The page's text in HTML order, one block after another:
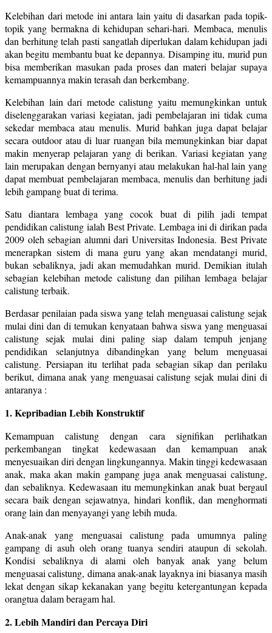
Kelebihan dari metode ini antara lain yaitu di dasarkan pada topik-
topik yang bermakna di kehidupan sehari-hari. Membaca, menulis
dan berhitung telah pasti sangatlah diperlukan dalam kehidupan jadi
akan begitu membantu buat ke depannya. Disamping itu, murid pun
bisa memberikan masukan pada proses dan materi belajar supaya
kemampuannya makin terasah dan berkembang.
Kelebihan lain dari metode calistung yaitu memungkinkan untuk
diselenggarakan variasi kegiatan, jadi pembelajaran ini tidak cuma
sekedar membaca atau menulis. Murid bahkan juga dapat belajar
secara outdoor atau di luar ruangan bila memungkinkan biar dapat
makin menyerap pelajaran yang di berikan. Variasi kegiatan yang
lain merupakan dengan bernyanyi atau melakukan hal-hal lain yang
dapat membuat pembelajaran membaca, menulis dan berhitung jadi
lebih gampang buat di terima.
Satu diantara lembaga yang cocok buat di pilih jadi tempat
pendidikan calistung ialah Best Private. Lembaga ini di dirikan pada
2009 oleh sebagian alumni dari Universitas Indonesia. Best Private
menerapkan sistem di mana guru yang akan mendatangi murid,
bukan sebaliknya, jadi akan memudahkan murid. Demikian itulah
sebagian kelebihan metode calistung dan pilihan lembaga belajar
calistung terbaik.
Berdasar penilaian pada siswa yang telah menguasai calistung sejak
mulai dini dan di temukan kenyataan bahwa siswa yang menguasai
calistung sejak mulai dini paling siap dalam tempuh jenjang
pendidikan selanjutnya dibandingkan yang belum menguasai
calistung. Persiapan itu terlihat pada sebagian sikap dan perilaku
berikut, dimana anak yang menguasai calistung sejak mulai dini di
antaranya :
1. Kepribadian Lebih Konstruktif
Kemampuan calistung dengan cara signifikan perlihatkan
perkembangan tingkat kedewasaan dan kemampuan anak
menyesuaikan diri dengan lingkungannya. Makin tinggi kedewasaan
anak, maka akan makin gampang juga anak menguasai calistung,
dan sebaliknya. Kedewasaan itu memungkinkan anak buat bergaul
secara baik dengan sejawatnya, hindari konflik, dan menghormati
orang lain dan menyayangi yang lebih muda.
Anak-anak yang menguasai calistung pada umumnya paling
gampang di asuh oleh orang tuanya sendiri ataupun di sekolah.
Kondisi sebaliknya di alami oleh banyak anak yang belum
menguasai calistung, dimana anak-anak layaknya ini biasanya masih
lekat dengan sikap kekanakan yang begitu ketergantungan kepada
orangtua dalam beragam hal.
2. Lebih Mandiri dan Percaya Diri